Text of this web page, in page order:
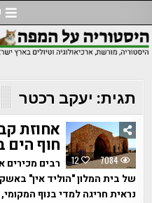
to
content
תגית: יעקב רכטר
12 7084
אחוזת
חוף הים
רבים מכירים
של בית המלון "הוליד אין"
נראית חריגה למדי בנוף